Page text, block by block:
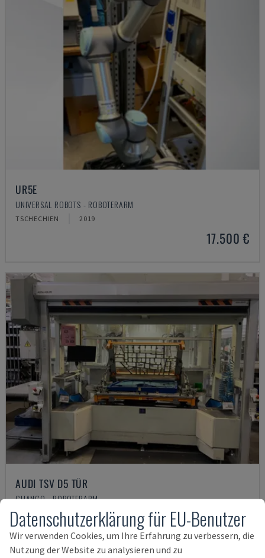
UR5E
UNIVERSAL ROBOTS - ROBOTERARM
TSCHECHIEN 2019
17.500 €
AUDI TSV D5 TÜR
CHANGO - ROBOTERARM
DEUTSCHLAND 2020 200 STD
62.000 €
Datenschutzerklärung für EU-Benutzer
Wir verwenden Cookies, um Ihre Erfahrung zu verbessern, die
Nutzung der Website zu analysieren und zu